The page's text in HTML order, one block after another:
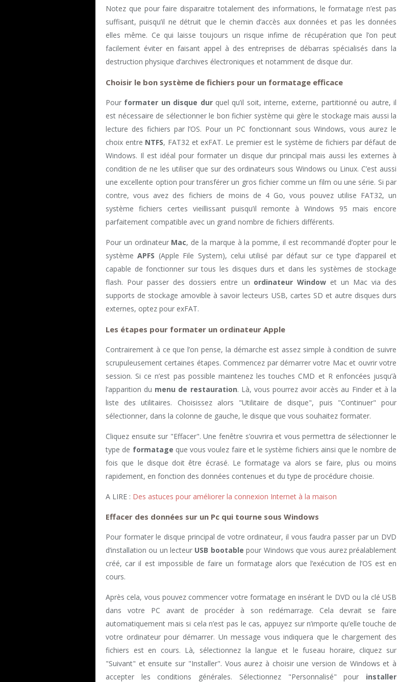
Notez que pour faire disparaitre totalement des informations, le formatage n’est pas
suffisant, puisqu’il ne détruit que le chemin d’accès aux données et pas les données
elles même. Ce qui laisse toujours un risque infime de récupération que l’on peut
facilement éviter en faisant appel à des entreprises de débarras spécialisés dans la
destruction physique d’archives électroniques et notamment de disque dur.
Choisir le bon système de fichiers pour un formatage efficace
Pour formater un disque durquel qu’il soit, interne, externe, partitionné ou autre, il
est nécessaire de sélectionner le bon fichier système qui gère le stockage mais aussi la
lecture des fichiers par l’OS. Pour un PC fonctionnant sous Windows, vous aurez le
choix entre NTFS, FAT32 et exFAT. Le premier est le système de fichiers par défaut de
Windows. Il est idéal pour formater un disque dur principal mais aussi les externes à
condition de ne les utiliser que sur des ordinateurs sous Windows ou Linux. C’est aussi
une excellente option pour transférer un gros fichier comme un film ou une série. Si par
contre, vous avez des fichiers de moins de 4 Go, vous pouvez utilise FAT32, un
système fichiers certes vieillissant puisqu’il remonte à Windows 95 mais encore
parfaitement compatible avec un grand nombre de fichiers différents.
Pour un ordinateur Mac, de la marque à la pomme, il est recommandé d’opter pour le
systèmeAPFS (Apple File System), celui utilisé par défaut sur ce type d’appareil et
capable de fonctionner sur tous les disques durs et dans les systèmes de stockage
flash. Pour passer des dossiers entre un ordinateur Window et un Mac via des
supports de stockage amovible à savoir lecteurs USB, cartes SD et autre disques durs
externes, optez pour exFAT.
Les étapes pour formater un ordinateur Apple
Contrairement à ce que l’on pense, la démarche est assez simple à condition de suivre
scrupuleusement certaines étapes. Commencez par démarrer votre Mac et ouvrir votre
session. Si ce n’est pas possible maintenez les touches CMD et R enfoncées jusqu’à
l’apparition du menu de restauration. Là, vous pourrez avoir accès au Finder et à la
liste des utilitaires. Choisissez alors "Utilitaire de disque", puis "Continuer" pour
sélectionner, dans la colonne de gauche, le disque que vous souhaitez formater.
Cliquez ensuite sur "Effacer". Une fenêtre s’ouvrira et vous permettra de sélectionner le
type de formatage que vous voulez faire et le système fichiers ainsi que le nombre de
fois que le disque doit être écrasé. Le formatage va alors se faire, plus ou moins
rapidement, en fonction des données contenues et du type de procédure choisie.
A LIRE : Des astuces pour améliorer la connexion Internet à la maison
Effacer des données sur un Pc qui tourne sous Windows
Pour formater le disque principal de votre ordinateur, il vous faudra passer par un DVD
d’installation ou un lecteur USB bootable pour Windows que vous aurez préalablement
créé, car il est impossible de faire un formatage alors que l’exécution de l’OS est en
cours.
Après cela, vous pouvez commencer votre formatage en insérant le DVD ou la clé USB
dans votre PC avant de procéder à son redémarrage. Cela devrait se faire
automatiquement mais si cela n’est pas le cas, appuyez sur n’importe qu’elle touche de
votre ordinateur pour démarrer. Un message vous indiquera que le chargement des
fichiers est en cours. Là, sélectionnez la langue et le fuseau horaire, cliquez sur
"Suivant" et ensuite sur "Installer". Vous aurez à choisir une version de Windows et à
accepter les conditions générales. Sélectionnez "Personnalisé" pour installer